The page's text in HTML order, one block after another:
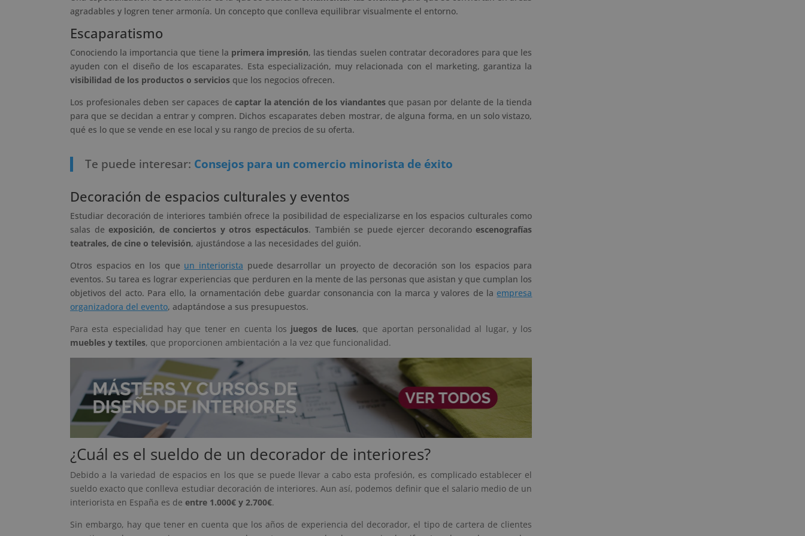
agradables y logren tener armonía. Un concepto que conlleva equilibrar visualmente el entorno.
Escaparatismo
Conociendo la importancia que tiene la primera impresión, las tiendas suelen contratar decoradores para que les
ayuden con el diseño de los escaparates. Esta especialización, muy relacionada con el marketing, garantiza la
visibilidad de los productos o servicios que los negocios ofrecen.
Los profesionales deben ser capaces decaptar la atención de los viandantesque pasan por delante de la tienda
para que se decidan a entrar y compren. Dichos escaparates deben mostrar, de alguna forma, en un solo vistazo,
qué es lo que se vende en ese local y su rango de precios de su oferta.
Te puede interesar: Consejos para un comercio minorista de éxito
Decoración de espacios culturales y eventos
Estudiar decoración de interiores también ofrece la posibilidad de especializarse en los espacios culturales como
salas deexposición, de conciertos y otros espectáculos. También se puede ejercer decorandoescenografías
teatrales, de cine o televisión, ajustándose a las necesidades del guión.
Otros espacios en los que un interiorista puede desarrollar un proyecto de decoración son los espacios para
eventos. Su tarea es lograr experiencias que perduren en la mente de las personas que asistan y que cumplan los
objetivos del acto. Para ello, la ornamentación debe guardar consonancia con la marca y valores de la empresa
organizadora del evento, adaptándose a sus presupuestos.
Para esta especialidad hay que tener en cuenta los juegos de luces, que aportan personalidad al lugar, y los
muebles y textiles, que proporcionen ambientación a la vez que funcionalidad.
¿Cuál es el sueldo de un decorador de interiores?
Debido a la variedad de espacios en los que se puede llevar a cabo esta profesión, es complicado establecer el
sueldo exacto que conlleva estudiar decoración de interiores. Aun así, podemos definir que el salario medio de un
interiorista en España es de entre 1.000€ y 2.700€.
Sin embargo, hay que tener en cuenta que los años de experiencia del decorador, el tipo de cartera de clientes